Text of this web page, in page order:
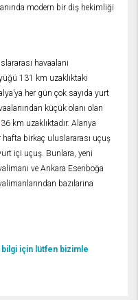
modern bir diş hekimliği
havaalanı
131 km uzaklıktaki
her gün çok sayıda yurt
küçük olanı olan
36 km uzaklıktadır. Alanya
hafta birkaç uluslararası uçuş
içi uçuş. Bunlara, yeni
ve Ankara Esenboğa
bazılarına
bilgi için lütfen bizimle